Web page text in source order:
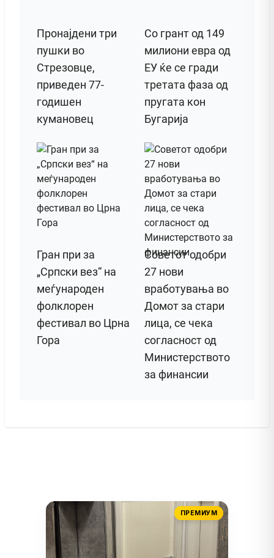
Пронајдени три
пушки во
Стрезовце,
приведен 77-
годишен
кумановец
Со грант од 149
милиони евра од
ЕУ ќе се гради
третата фаза од
пругата кон
Бугарија
Гран при за
„Српски вез“ на
меѓународен
фолклорен
фестивал во Црна
Гора
Советот одобри
27 нови
вработувања во
Домот за стари
лица, се чека
согласност од
Министерството
за финансии
ПРЕМИУМ